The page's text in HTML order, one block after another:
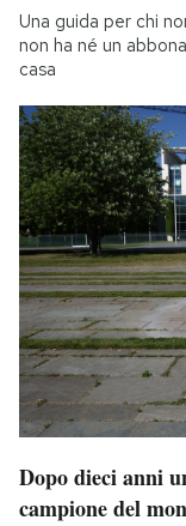
Una guida per chi
non ha né un
casa
Dopo dieci anni
campione del